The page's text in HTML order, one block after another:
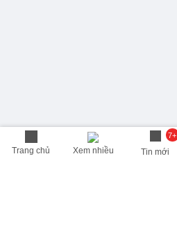
Trang chủ Xem nhiều
7+
Tin mới